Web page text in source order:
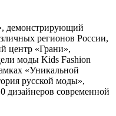
демонстрирующий
регионов России,
центр «Грани»,
моды Kids Fashion
«Уникальной
русской моды»,
дизайнеров современной